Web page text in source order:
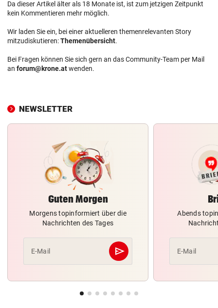
Da dieser Artikel älter als 18 Monate ist, ist zum jetzigen Zeitpunkt
kein Kommentieren mehr möglich.
Wir laden Sie ein, bei einer aktuelleren themenrelevanten Story
mitzudiskutieren:Themenübersicht.
Bei Fragen können Sie sich gern an das Community-Team per Mail
an forum@krone.atwenden.
NEWSLETTER
Guten Morgen
Morgens topinformiert über die
Nachrichten des Tages
E-Mail send
Abschicken
Abends
E-Mail